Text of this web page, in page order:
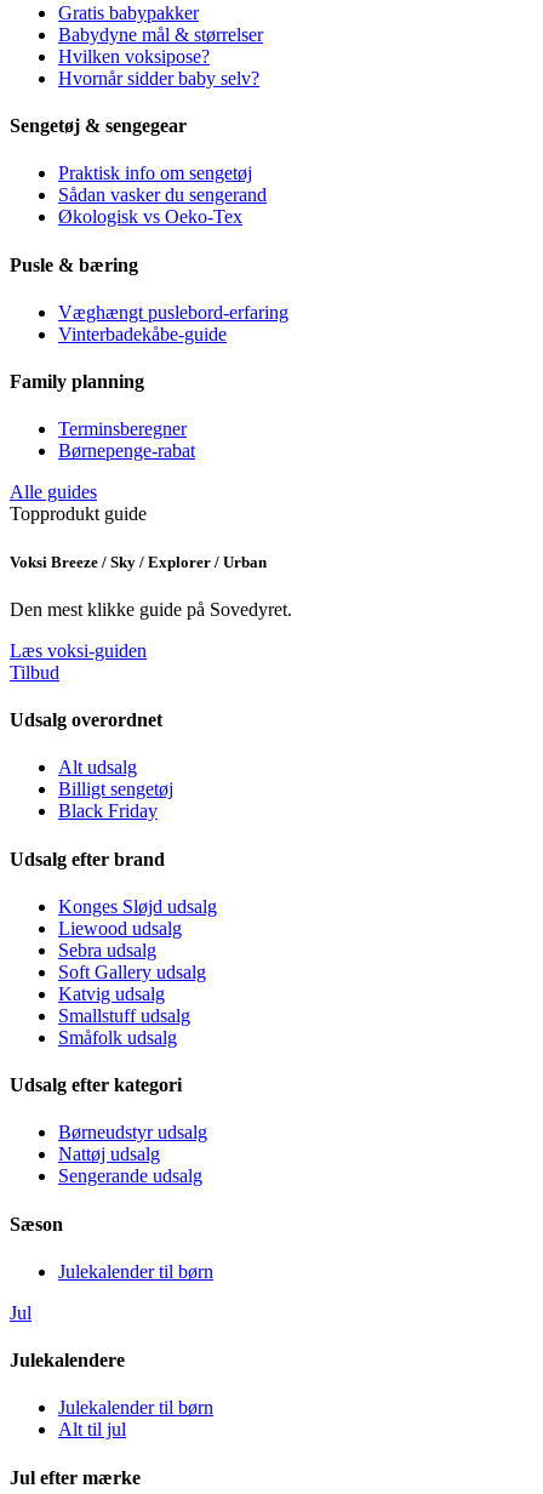
Gratis babypakker
Babydyne mål & størrelser
Hvilken voksipose?
Hvornår sidder baby selv?
Sengetøj & sengegear
Praktisk info om sengetøj
Sådan vasker du sengerand
Økologisk vs Oeko-Tex
Pusle & bæring
Væghængt puslebord-erfaring
Vinterbadekåbe-guide
Family planning
Terminsberegner
Børnepenge-rabat
Alle guides
Topprodukt guide
Voksi Breeze / Sky / Explorer / Urban
Den mest klikke guide på Sovedyret.
Læs voksi-guiden
Tilbud
Udsalg overordnet
Alt udsalg
Billigt sengetøj
Black Friday
Udsalg efter brand
Konges Sløjd udsalg
Liewood udsalg
Sebra udsalg
Soft Gallery udsalg
Katvig udsalg
Smallstuff udsalg
Småfolk udsalg
Udsalg efter kategori
Børneudstyr udsalg
Nattøj udsalg
Sengerande udsalg
Sæson
Julekalender til børn
Jul
Julekalendere
Julekalender til børn
Alt til jul
Jul efter mærke